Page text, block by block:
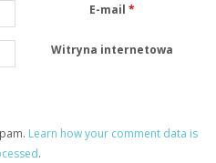
E-mail *
Witryna internetowa
Learn how your comment data is
.